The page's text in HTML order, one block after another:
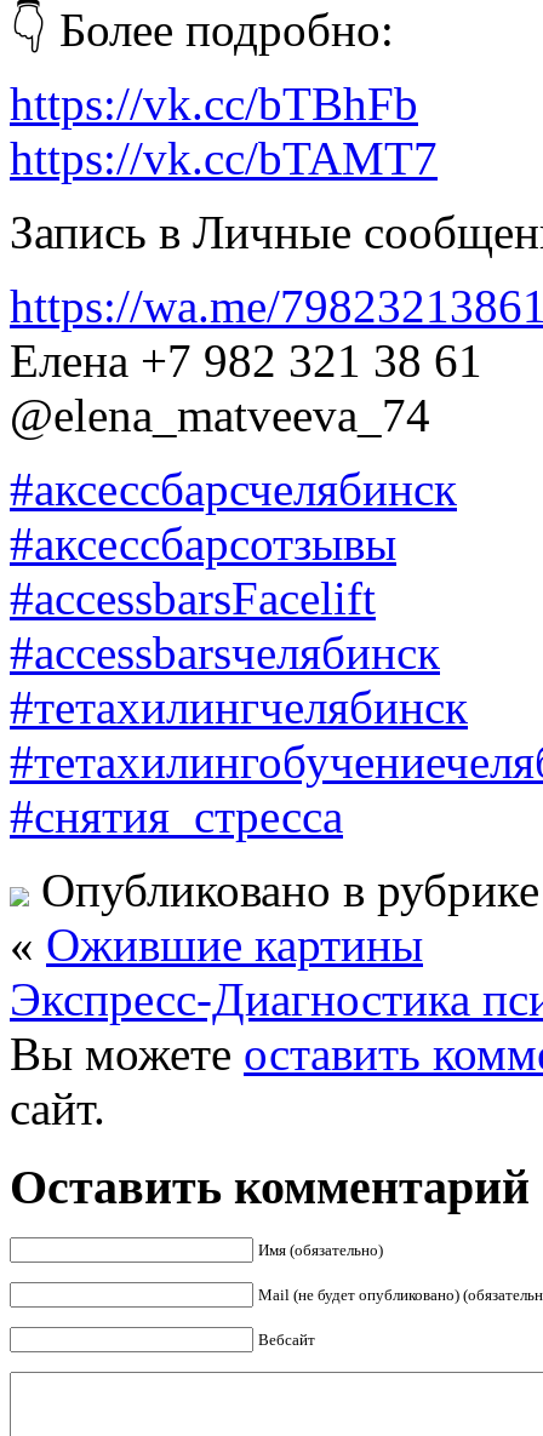
👇 Более подробно:
https://vk.cc/bTBhFb
https://vk.cc/bTAMT7
Запись в Личные
https://wa.me/
Елена +7 982 321 38 61
@elena_matveeva_74
#аксессбарсчелябинск
#аксессбарсотзывы
#accessbarsFacelift
#accessbarsчелябинск
#тетахилингчелябинск
#снятия_стресса
Опубликовано в
« Ожившие картины
Экспресс-Диагностика
Вы можете оставить
сайт.
Оставить комментарий
Имя (обязательно)
Mail (не будет опубликовано)
Вебсайт